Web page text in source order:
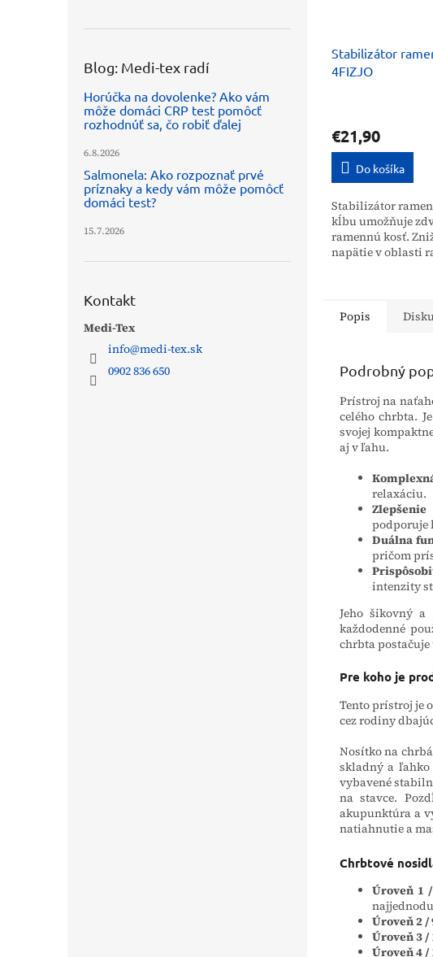
Blog: Medi-tex radí
Horúčka na dovolenke? Ako vám
môže domáci CRP test pomôcť
rozhodnúť sa, čo robiť ďalej
6.8.2026
Salmonela: Ako rozpoznať prvé
príznaky a kedy vám môže pomôcť
domáci test?
15.7.2026
Kontakt
Medi-Tex
info@medi-tex.sk
0902 836 650
Stabilizátor
4FIZJO
€21,90
Do košíka
Stabilizátor
kĺbu umožňuje
ramennú kosť.
napätie v oblasti
Popis
Podrobný
Prístroj na
celého chrbta.
svojej
aj v ľahu.
relaxáciu.
podporuje
Duálna
pričom
intenzity
Jeho šikovný
každodenné
chrbta postačuje
Pre koho je
Tento prístroj je
cez rodiny
Nosítko na
skladný a
vybavené
na stavce.
akupunktúra a
natiahnutie a
Chrbtové
Úroveň 1
Úroveň 2 /
Úroveň 3 /
Úroveň 4 /